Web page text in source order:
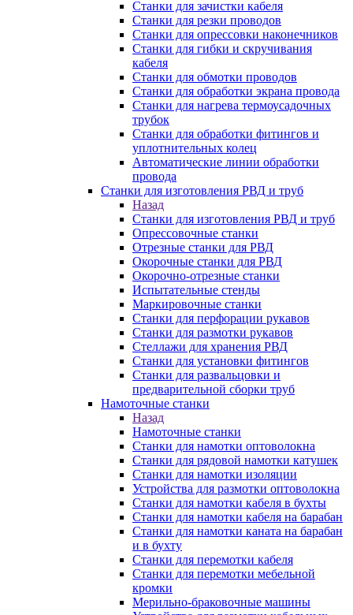
Станки для зачистки кабеля
Станки для резки проводов
Станки для опрессовки наконечников
Станки для гибки и скручивания
кабеля
Станки для обмотки проводов
Станки для обработки экрана провода
Станки для нагрева термоусадочных
трубок
Станки для обработки фитингов и
уплотнительных колец
Автоматические линии обработки
провода
Станки для изготовления РВД и труб
Назад
Станки для изготовления РВД и труб
Опрессовочные станки
Отрезные станки для РВД
Окорочные станки для РВД
Окорочно-отрезные станки
Испытательные стенды
Маркировочные станки
Станки для перфорации рукавов
Станки для размотки рукавов
Стеллажи для хранения РВД
Станки для установки фитингов
Станки для развальцовки и
предварительной сборки труб
Намоточные станки
Назад
Намоточные станки
Станки для намотки оптоволокна
Станки для рядовой намотки катушек
Станки для намотки изоляции
Устройства для размотки оптоволокна
Станки для намотки кабеля в бухты
Станки для намотки кабеля на барабан
Станки для намотки каната на барабан
и в бухту
Станки для перемотки кабеля
Станки для перемотки мебельной
кромки
Мерильно-браковочные машины